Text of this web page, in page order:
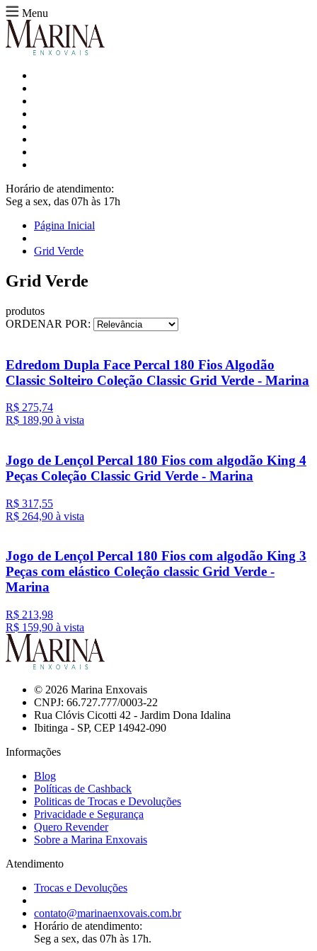
Menu
Horário de atendimento:
Seg a sex, das 07h às 17h
Página Inicial
Grid Verde
Grid Verde
produtos
ORDENAR POR:
Edredom Dupla Face Percal 180 Fios Algodão
Classic Solteiro Coleção Classic Grid Verde - Marina
R$ 275,74
R$ 189,90 à vista
Jogo de Lençol Percal 180 Fios com algodão King 4
Peças Coleção Classic Grid Verde - Marina
R$ 317,55
R$ 264,90 à vista
Jogo de Lençol Percal 180 Fios com algodão King 3
Peças com elástico Coleção classic Grid Verde -
Marina
R$ 213,98
R$ 159,90 à vista
© 2026 Marina Enxovais
CNPJ: 66.727.777/0003-22
Rua Clóvis Cicotti 42 - Jardim Dona Idalina
Ibitinga - SP, CEP 14942-090
Informações
Blog
Políticas de Cashback
Politicas de Trocas e Devoluções
Privacidade e Segurança
Quero Revender
Sobre a Marina Enxovais
Atendimento
Trocas e Devoluções
contato@marinaenxovais.com.br
Horário de atendimento:
Seg a sex, das 07h às 17h.